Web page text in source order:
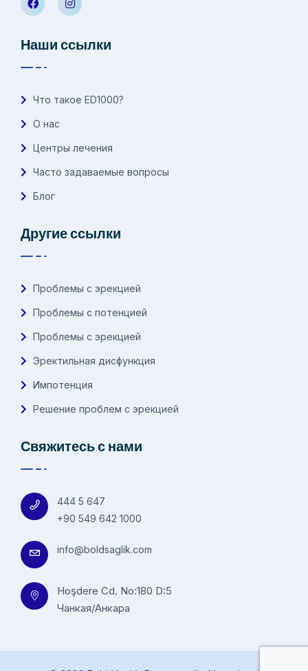
Наши ссылки
Что такое ED1000?
О нас
Центры лечения
Часто задаваемые вопросы
Блог
Другие ссылки
Проблемы с эрекцией
Проблемы с потенцией
Проблемы с эрекцией
Эректильная дисфункция
Импотенция
Решение проблем с эрекцией
Свяжитесь с нами
444 5 647
+90 549 642 1000
info@boldsaglik.com
Hoşdere Cd. No:180 D:5
Чанкая/Анкара